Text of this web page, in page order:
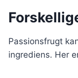
Passionsfrugt
ingrediens. Her